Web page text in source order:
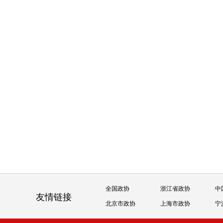
友情链接
全国政协 浙江省政协 中
北京市政协 上海市政协 宁